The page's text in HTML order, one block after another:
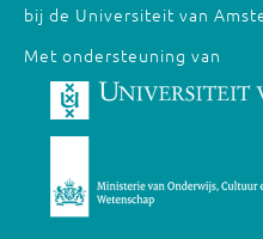
bij de Universiteit van
Met ondersteuning van